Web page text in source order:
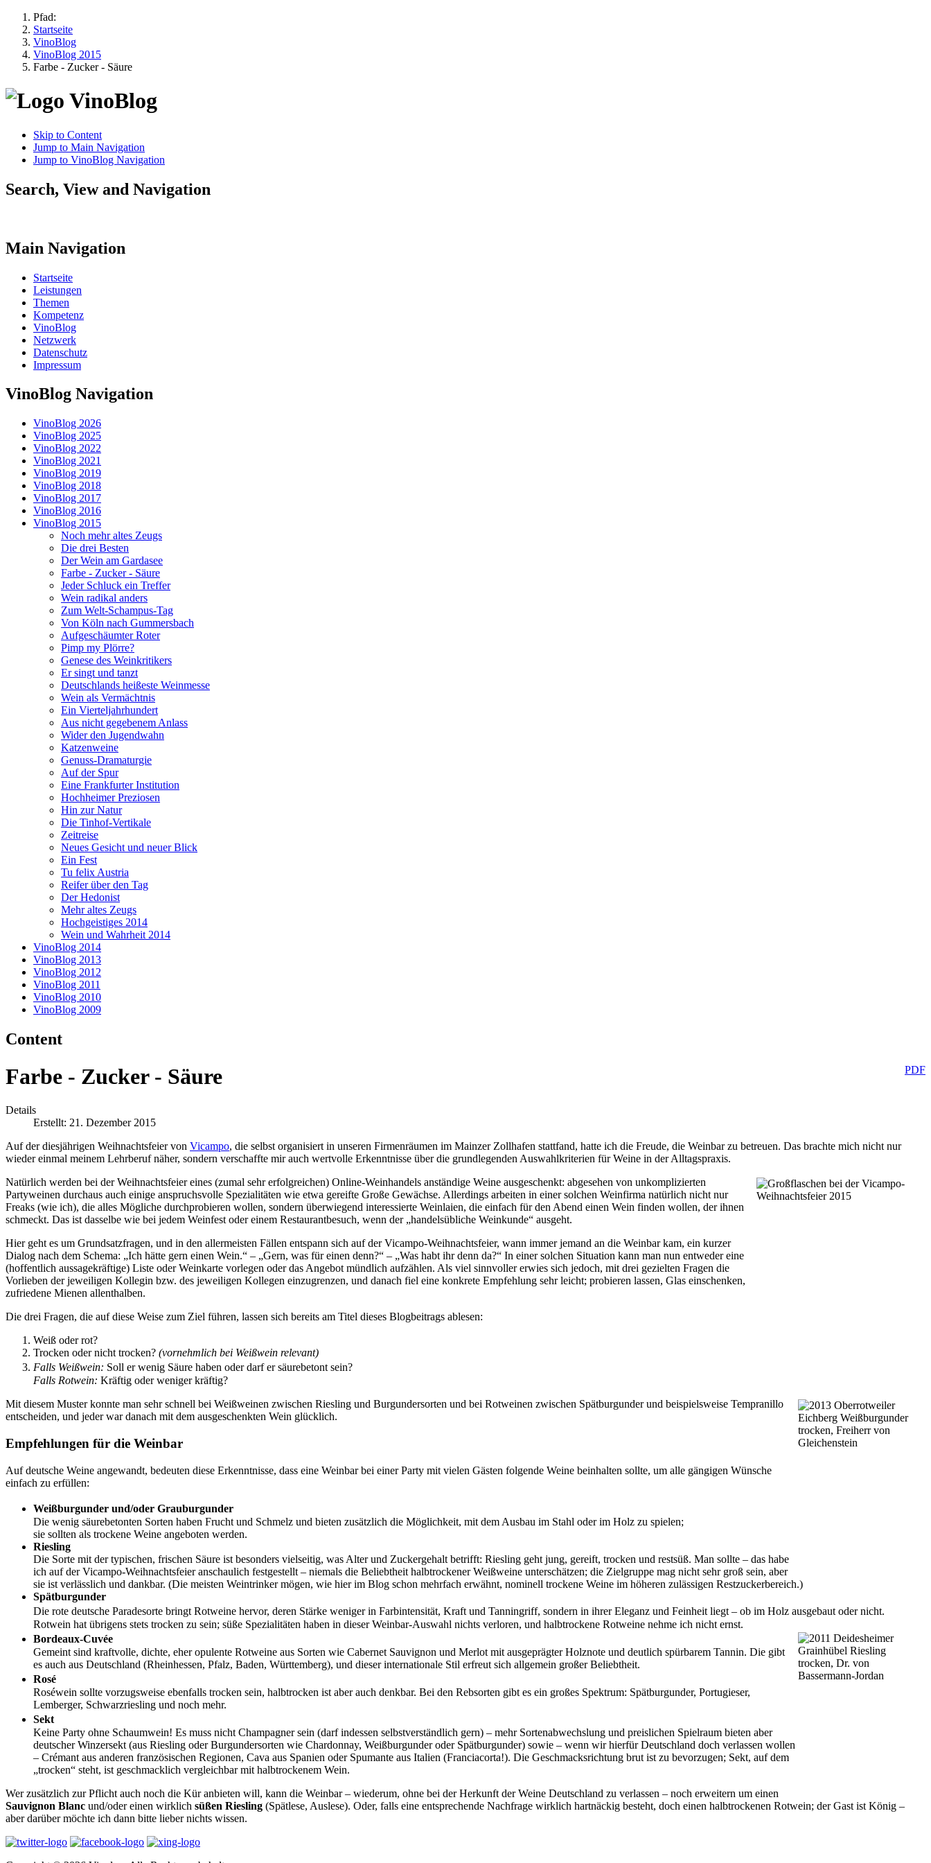
Pfad:
Startseite
VinoBlog
VinoBlog 2015
Farbe - Zucker - Säure
Skip to Content
Jump to Main Navigation
Jump to VinoBlog Navigation
Search, View and Navigation
Main Navigation
Startseite
Leistungen
Themen
Kompetenz
VinoBlog
Netzwerk
Datenschutz
Impressum
VinoBlog Navigation
VinoBlog 2026
VinoBlog 2025
VinoBlog 2022
VinoBlog 2021
VinoBlog 2019
VinoBlog 2018
VinoBlog 2017
VinoBlog 2016
VinoBlog 2015
Noch mehr altes Zeugs
Die drei Besten
Der Wein am Gardasee
Farbe - Zucker - Säure
Jeder Schluck ein Treffer
Wein radikal anders
Zum Welt-Schampus-Tag
Von Köln nach Gummersbach
Aufgeschäumter Roter
Pimp my Plörre?
Genese des Weinkritikers
Er singt und tanzt
Deutschlands heißeste Weinmesse
Wein als Vermächtnis
Ein Vierteljahrhundert
Aus nicht gegebenem Anlass
Wider den Jugendwahn
Katzenweine
Genuss-Dramaturgie
Auf der Spur
Eine Frankfurter Institution
Hochheimer Preziosen
Hin zur Natur
Die Tinhof-Vertikale
Zeitreise
Neues Gesicht und neuer Blick
Ein Fest
Tu felix Austria
Reifer über den Tag
Der Hedonist
Mehr altes Zeugs
Hochgeistiges 2014
Wein und Wahrheit 2014
VinoBlog 2014
VinoBlog 2013
VinoBlog 2012
VinoBlog 2011
VinoBlog 2010
VinoBlog 2009
Content
PDF
Farbe - Zucker - Säure
Details
Erstellt: 21. Dezember 2015
Auf der diesjährigen Weihnachtsfeier von Vicampo, die selbst organisiert in unseren Firmenräumen im Mainzer Zollhafen stattfand, hatte ich die Freude, die Weinbar zu betreuen. Das brachte mich nicht nur
wieder einmal meinem Lehrberuf näher, sondern verschaffte mir auch wertvolle Erkenntnisse über die grundlegenden Auswahlkriterien für Weine in der Alltagspraxis.
Natürlich werden bei der Weihnachtsfeier eines (zumal sehr erfolgreichen) Online-Weinhandels anständige Weine ausgeschenkt: abgesehen von unkomplizierten
Partyweinen durchaus auch einige anspruchsvolle Spezialitäten wie etwa gereifte Große Gewächse. Allerdings arbeiten in einer solchen Weinfirma natürlich nicht nur
Freaks (wie ich), die alles Mögliche durchprobieren wollen, sondern überwiegend interessierte Weinlaien, die einfach für den Abend einen Wein finden wollen, der ihnen
schmeckt. Das ist dasselbe wie bei jedem Weinfest oder einem Restaurantbesuch, wenn der „handelsübliche Weinkunde“ ausgeht.
Hier geht es um Grundsatzfragen, und in den allermeisten Fällen entspann sich auf der Vicampo-Weihnachtsfeier, wann immer jemand an die Weinbar kam, ein kurzer
Dialog nach dem Schema: „Ich hätte gern einen Wein.“ – „Gern, was für einen denn?“ – „Was habt ihr denn da?“ In einer solchen Situation kann man nun entweder eine
(hoffentlich aussagekräftige) Liste oder Weinkarte vorlegen oder das Angebot mündlich aufzählen. Als viel sinnvoller erwies sich jedoch, mit drei gezielten Fragen die
Vorlieben der jeweiligen Kollegin bzw. des jeweiligen Kollegen einzugrenzen, und danach fiel eine konkrete Empfehlung sehr leicht; probieren lassen, Glas einschenken,
zufriedene Mienen allenthalben.
Die drei Fragen, die auf diese Weise zum Ziel führen, lassen sich bereits am Titel dieses Blogbeitrags ablesen:
Weiß oder rot?
Trocken oder nicht trocken? (vornehmlich bei Weißwein relevant)
Falls Weißwein: Soll er wenig Säure haben oder darf er säurebetont sein?
Falls Rotwein: Kräftig oder weniger kräftig?
Mit diesem Muster konnte man sehr schnell bei Weißweinen zwischen Riesling und Burgundersorten und bei Rotweinen zwischen Spätburgunder und beispielsweise Tempranillo
entscheiden, und jeder war danach mit dem ausgeschenkten Wein glücklich.
Empfehlungen für die Weinbar
Auf deutsche Weine angewandt, bedeuten diese Erkenntnisse, dass eine Weinbar bei einer Party mit vielen Gästen folgende Weine beinhalten sollte, um alle gängigen Wünsche
einfach zu erfüllen:
Weißburgunder und/oder Grauburgunder
Die wenig säurebetonten Sorten haben Frucht und Schmelz und bieten zusätzlich die Möglichkeit, mit dem Ausbau im Stahl oder im Holz zu spielen;
sie sollten als trockene Weine angeboten werden.
Riesling
Die Sorte mit der typischen, frischen Säure ist besonders vielseitig, was Alter und Zuckergehalt betrifft: Riesling geht jung, gereift, trocken und restsüß. Man sollte – das habe
ich auf der Vicampo-Weihnachtsfeier anschaulich festgestellt – niemals die Beliebtheit halbtrockener Weißweine unterschätzen; die Zielgruppe mag nicht sehr groß sein, aber
sie ist verlässlich und dankbar. (Die meisten Weintrinker mögen, wie hier im Blog schon mehrfach erwähnt, nominell trockene Weine im höheren zulässigen Restzuckerbereich.)
Spätburgunder
Die rote deutsche Paradesorte bringt Rotweine hervor, deren Stärke weniger in Farbintensität, Kraft und Tanningriff, sondern in ihrer Eleganz und Feinheit liegt – ob im Holz ausgebaut oder nicht.
Rotwein hat übrigens stets trocken zu sein; süße Spezialitäten haben in dieser Weinbar-Auswahl nichts verloren, und halbtrockene Rotweine nehme ich nicht ernst.
Bordeaux-Cuvée
Gemeint sind kraftvolle, dichte, eher opulente Rotweine aus Sorten wie Cabernet Sauvignon und Merlot mit ausgeprägter Holznote und deutlich spürbarem Tannin. Die gibt
es auch aus Deutschland (Rheinhessen, Pfalz, Baden, Württemberg), und dieser internationale Stil erfreut sich allgemein großer Beliebtheit.
Rosé
Roséwein sollte vorzugsweise ebenfalls trocken sein, halbtrocken ist aber auch denkbar. Bei den Rebsorten gibt es ein großes Spektrum: Spätburgunder, Portugieser,
Lemberger, Schwarzriesling und noch mehr.
Sekt
Keine Party ohne Schaumwein! Es muss nicht Champagner sein (darf indessen selbstverständlich gern) – mehr Sortenabwechslung und preislichen Spielraum bieten aber
deutscher Winzersekt (aus Riesling oder Burgundersorten wie Chardonnay, Weißburgunder oder Spätburgunder) sowie – wenn wir hierfür Deutschland doch verlassen wollen
– Crémant aus anderen französischen Regionen, Cava aus Spanien oder Spumante aus Italien (Franciacorta!). Die Geschmacksrichtung brut ist zu bevorzugen; Sekt, auf dem
„trocken“ steht, ist geschmacklich vergleichbar mit halbtrockenem Wein.
Wer zusätzlich zur Pflicht auch noch die Kür anbieten will, kann die Weinbar – wiederum, ohne bei der Herkunft der Weine Deutschland zu verlassen – noch erweitern um einen
Sauvignon Blanc und/oder einen wirklich süßen Riesling (Spätlese, Auslese). Oder, falls eine entsprechende Nachfrage wirklich hartnäckig besteht, doch einen halbtrockenen Rotwein; der Gast ist König –
aber darüber möchte ich dann bitte lieber nichts wissen.